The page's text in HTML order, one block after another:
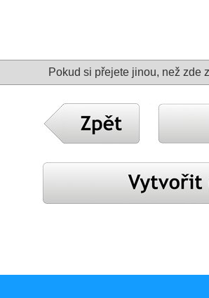
Pokud si přejete jinou, než zde